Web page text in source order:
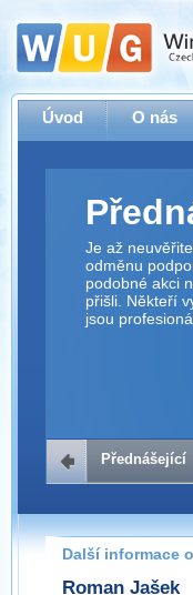
Úvod O nás
Je až
odměnu
podobné akci
přišli. Někteří
jsou
Přednášející
Další informace
Roman Jašek